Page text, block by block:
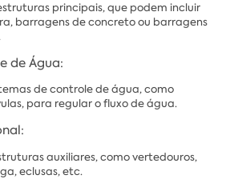
principais, que podem incluir
barragens de concreto ou barragens
de Água:
de controle de água, como
para regular o fluxo de água.
auxiliares, como vertedouros,
eclusas, etc.